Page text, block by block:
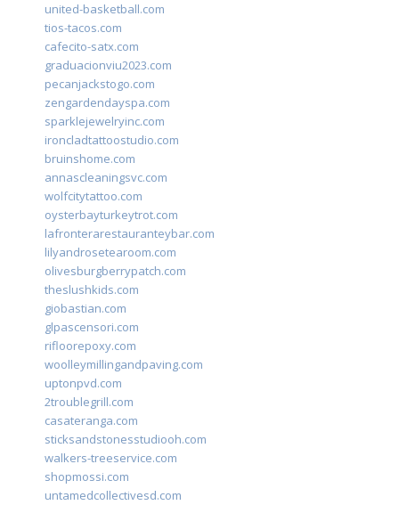
united-basketball.com
tios-tacos.com
cafecito-satx.com
graduacionviu2023.com
pecanjackstogo.com
zengardendayspa.com
sparklejewelryinc.com
ironcladtattoostudio.com
bruinshome.com
annascleaningsvc.com
wolfcitytattoo.com
oysterbayturkeytrot.com
lafronterarestauranteybar.com
lilyandrosetearoom.com
olivesburgberrypatch.com
theslushkids.com
giobastian.com
glpascensori.com
rifloorepoxy.com
woolleymillingandpaving.com
uptonpvd.com
2troublegrill.com
casateranga.com
sticksandstonesstudiooh.com
walkers-treeservice.com
shopmossi.com
untamedcollectivesd.com